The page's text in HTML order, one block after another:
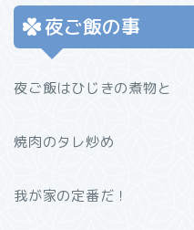
夜ご飯の事
夜ご飯はひじきの煮物と
焼肉のタレ炒め
我が家の定番だ！